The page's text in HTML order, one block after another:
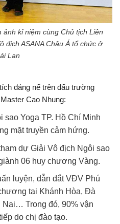
kỉ niệm cùng Chủ tịch Liên
địch ASANA Châu Á tổ chức ở
Lan
đáng nể trên đấu trường
Cao Nhung:
sao Yoga TP. Hồ Chí Minh
mặt truyền cảm hứng.
dự Giải Vô địch Ngôi sao
06 huy chương Vàng.
luyện, dẫn dắt VĐV Phú
tại Khánh Hòa, Đà
Trong đó, 90% vận
do chị đào tạo.